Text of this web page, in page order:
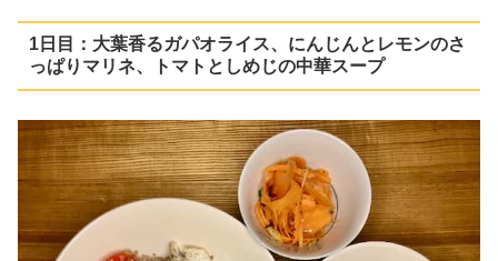
1日目：大葉香るガパオライス、にんじんとレモンのさ
っぱりマリネ、トマトとしめじの中華スープ